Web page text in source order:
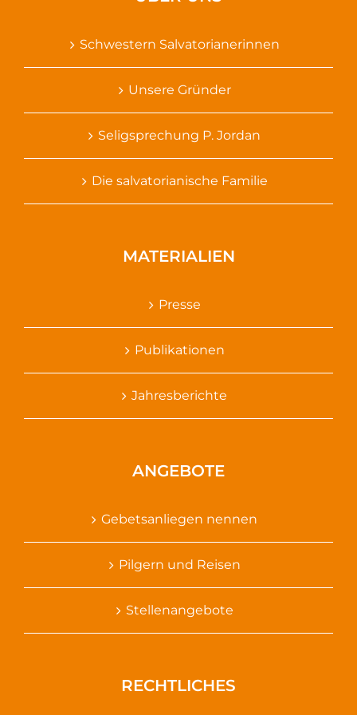
Schwestern Salvatorianerinnen
Unsere Gründer
Seligsprechung P. Jordan
Die salvatorianische Familie
MATERIALIEN
Presse
Publikationen
Jahresberichte
ANGEBOTE
Gebetsanliegen nennen
Pilgern und Reisen
Stellenangebote
RECHTLICHES